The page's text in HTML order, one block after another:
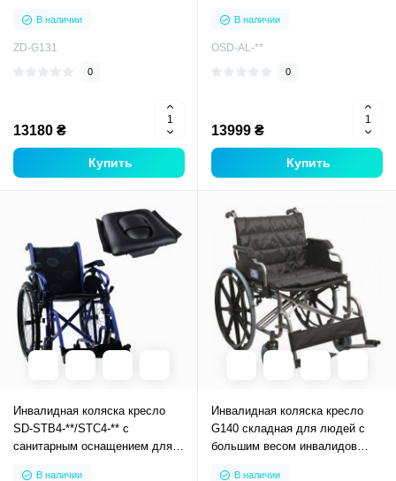
В наличии
ZD-G131
0
13180 ₴
Купить
пожилых взрослых
В наличии
OSD-AL-**
0
13999 ₴
Купить
Инвалидная коляска кресло
SD-STB4-**/STC4-** с
санитарным оснащением для
В наличии
Инвалидная коляска кресло
G140 складная для людей с
большим весом инвалидов
В наличии